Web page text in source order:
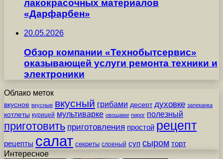
лакокрасочных материалов
«Дарфарбен»
20.05.2026
Обзор компании «Технобытсервис»
оказывающей услуги ремонта техники и
электроники
Облако меток
вкусное вкусные вкусный грибами десерт духовке запеканка
котлеты курицей мультиварке овощами пирог полезный
приготовить приготовления простой рецепт
рецепты салат секреты слоеный суп сыром торт
Интересное